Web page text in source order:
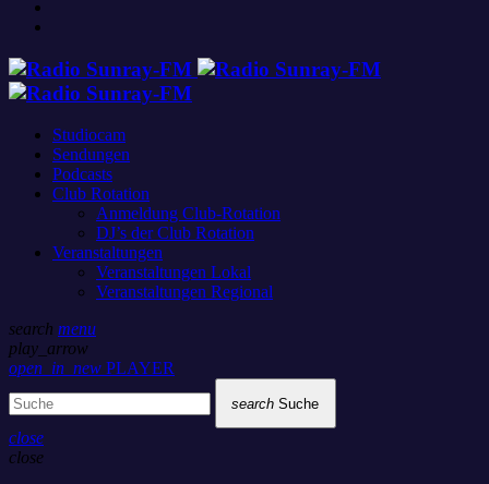
Studiocam
Sendungen
Podcasts
Club Rotation
Anmeldung Club-Rotation
DJ’s der Club Rotation
Veranstaltungen
Veranstaltungen Lokal
Veranstaltungen Regional
search menu
play_arrow
open_in_new PLAYER
search Suche
close
close